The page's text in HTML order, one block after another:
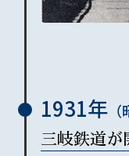
1931年
三岐鉄道が